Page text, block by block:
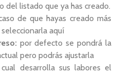
del listado que ya has creado.
de que hayas creado más
aquí
por defecto se pondrá la
pero podrás ajustarla
desarrolla sus labores el